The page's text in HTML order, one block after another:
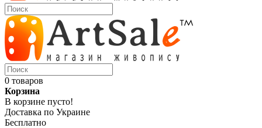
0 товаров
Корзина
В корзине пусто!
Доставка по Украине
Бесплатно